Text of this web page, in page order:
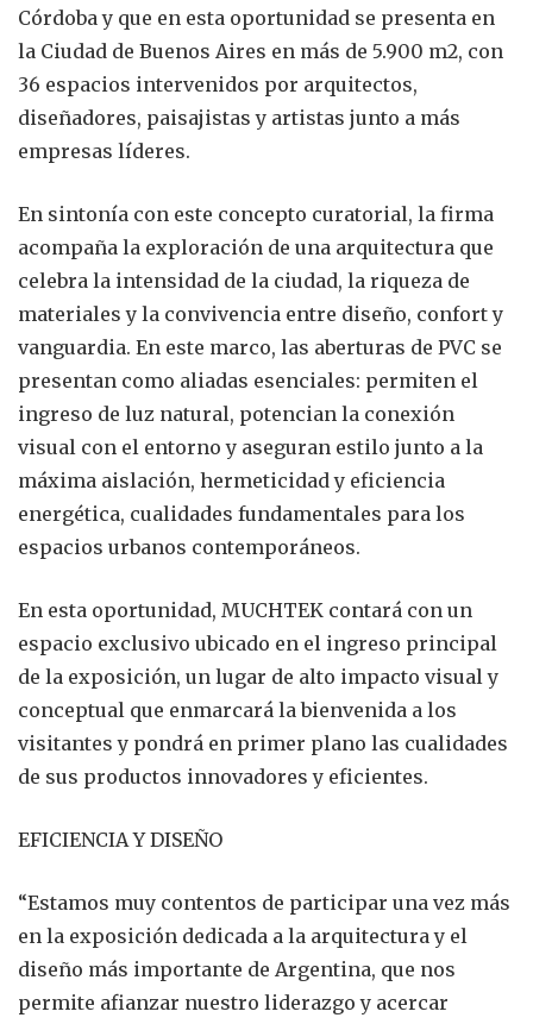
Córdoba y que en esta oportunidad se presenta en
la Ciudad de Buenos Aires en más de 5.900 m2, con
36 espacios intervenidos por arquitectos,
diseñadores, paisajistas y artistas junto a más
empresas líderes.
En sintonía con este concepto curatorial, la firma
acompaña la exploración de una arquitectura que
celebra la intensidad de la ciudad, la riqueza de
materiales y la convivencia entre diseño, confort y
vanguardia. En este marco, las aberturas de PVC se
presentan como aliadas esenciales: permiten el
ingreso de luz natural, potencian la conexión
visual con el entorno y aseguran estilo junto a la
máxima aislación, hermeticidad y eficiencia
energética, cualidades fundamentales para los
espacios urbanos contemporáneos.
En esta oportunidad, MUCHTEK contará con un
espacio exclusivo ubicado en el ingreso principal
de la exposición, un lugar de alto impacto visual y
conceptual que enmarcará la bienvenida a los
visitantes y pondrá en primer plano las cualidades
de sus productos innovadores y eficientes.
EFICIENCIA Y DISEÑO
“Estamos muy contentos de participar una vez más
en la exposición dedicada a la arquitectura y el
diseño más importante de Argentina, que nos
permite afianzar nuestro liderazgo y acercar